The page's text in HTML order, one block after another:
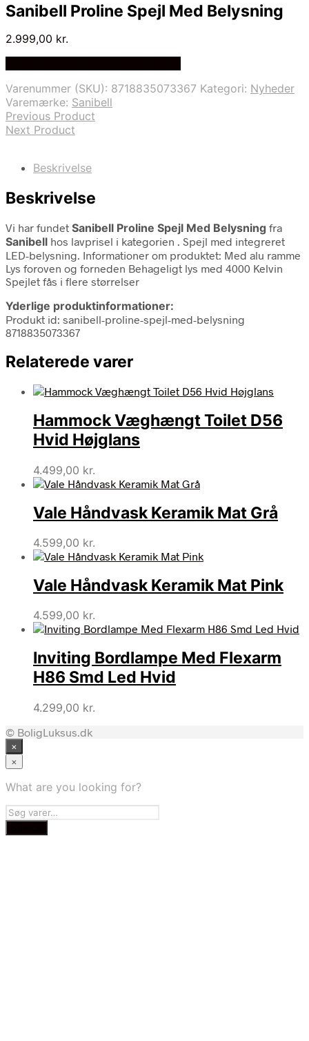
Sanibell Proline Spejl Med Belysning
2.999,00 kr.
Varenummer (SKU): 8718835073367 Kategori: Nyheder
Varemærke: Sanibell
Previous Product
Next Product
Beskrivelse
Beskrivelse
Vi har fundet Sanibell Proline Spejl Med Belysning fra
Sanibell hos lavprisel i kategorien . Spejl med integreret
LED-belysning. Informationer om produktet: Med alu ramme
Lys foroven og forneden Behageligt lys med 4000 Kelvin
Spejlet fås i flere størrelser
Yderlige produktinformationer:
Produkt id: sanibell-proline-spejl-med-belysning
8718835073367
Relaterede varer
Hammock Væghængt Toilet D56
Hvid Højglans
4.499,00 kr.
Vale Håndvask Keramik Mat Grå
4.599,00 kr.
Vale Håndvask Keramik Mat Pink
4.599,00 kr.
Inviting Bordlampe Med Flexarm
H86 Smd Led Hvid
4.299,00 kr.
© BoligLuksus.dk
×
×
What are you looking for?